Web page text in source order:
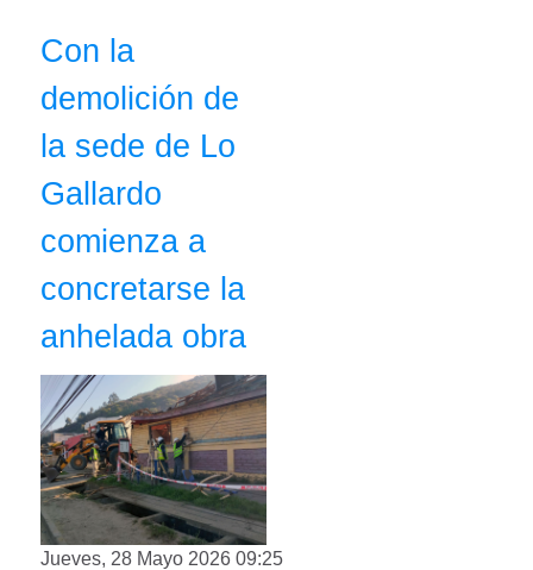
Con la
demolición de
la sede de Lo
Gallardo
comienza a
concretarse la
anhelada obra
Jueves, 28 Mayo 2026 09:25